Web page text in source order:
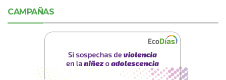
CAMPAÑAS